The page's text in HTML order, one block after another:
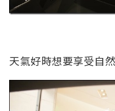
天氣好時想要享受自